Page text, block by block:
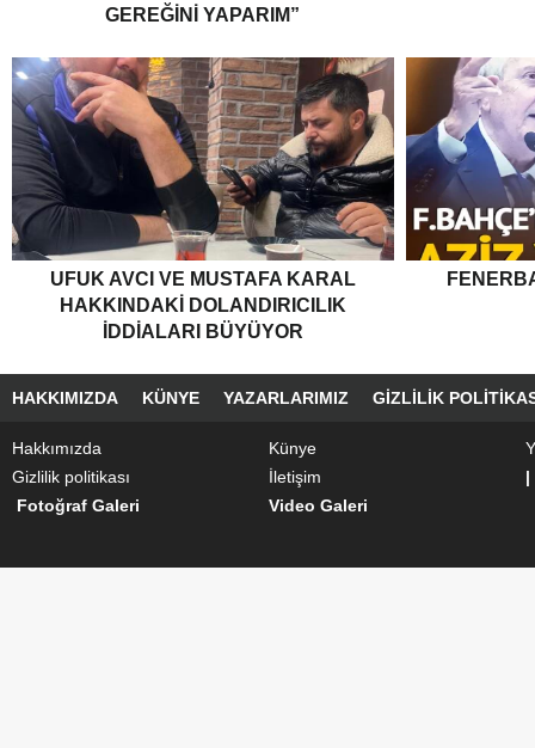
GEREĞINI YAPARIM”
UFUK AVCI VE MUSTAFA KARAL
HAKKINDAKI DOLANDIRICILIK
İDDIALARI BÜYÜYOR
HAKKIMIZDA KÜNYE YAZARLARIMIZ GIZLILIK
Hakkımızda Künye
Gizlilik politikası
İletişim
|
Fotoğraf Galeri
Video Galeri